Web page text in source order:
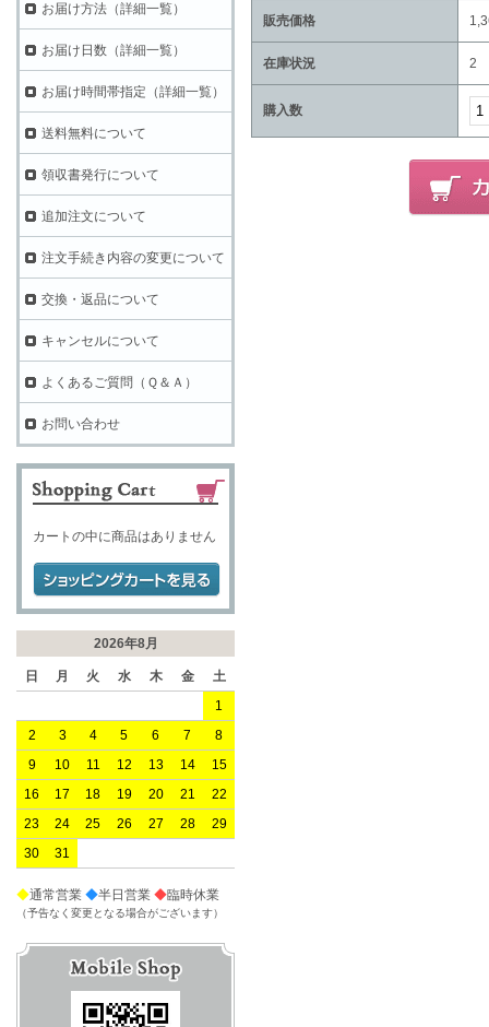
販売価格
在庫状況 2
購入数
お届け方法（詳細一覧）
お届け日数（詳細一覧）
お届け時間帯指定（詳細一覧）
送料無料について
領収書発行について
追加注文について
注文手続き内容の変更について
交換・返品について
キャンセルについて
よくあるご質問（Ｑ＆Ａ）
お問い合わせ
カートの中に商品はありません
2026年8月
日 月 火 水 木 金
土
1
2
3 4 5 6 7
8
9
10 11 12 13 14
15
16
17 18 19 20 21
22
23
24 25 26 27 28
29
30
31
◆通常営業 ◆半日営業 ◆臨時休業
（予告なく変更となる場合がございます）